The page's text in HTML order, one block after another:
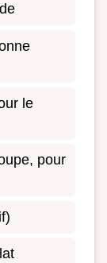
le
pour